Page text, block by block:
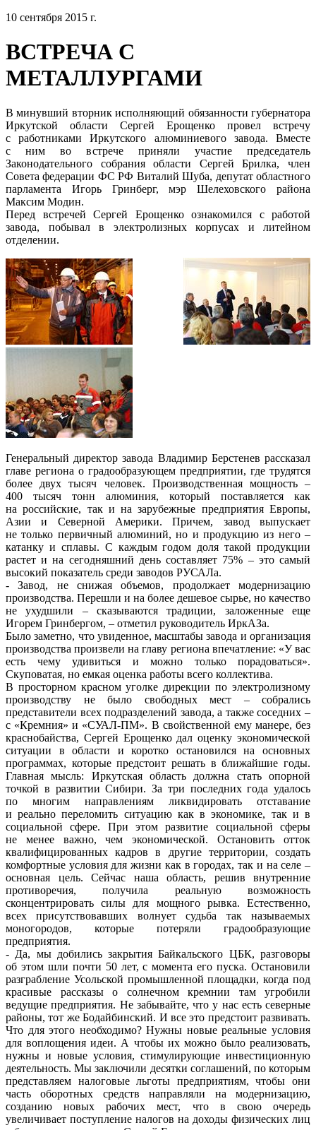
10 сентября 2015 г.
ВСТРЕЧА С
МЕТАЛЛУРГАМИ
В минувший вторник исполняющий обязанности губернатора
Иркутской области Сергей Ерощенко провел встречу
с работниками Иркутского алюминиевого завода. Вместе
с ним во встрече приняли участие председатель
Законодательного собрания области Сергей Брилка, член
Совета федерации ФС РФ Виталий Шуба, депутат областного
парламента Игорь Гринберг, мэр Шелеховского района
Максим Модин.
Перед встречей Сергей Ерощенко ознакомился с работой
завода, побывал в электролизных корпусах и литейном
отделении.
Генеральный директор завода Владимир Берстенев рассказал
главе региона о градообразующем предприятии, где трудятся
более двух тысяч человек. Производственная мощность –
400 тысяч тонн алюминия, который поставляется как
на российские, так и на зарубежные предприятия Европы,
Азии и Северной Америки. Причем, завод выпускает
не только первичный алюминий, но и продукцию из него –
катанку и сплавы. С каждым годом доля такой продукции
растет и на сегодняшний день составляет 75% – это самый
высокий показатель среди заводов РУСАЛа.
- Завод, не снижая объемов, продолжает модернизацию
производства. Перешли и на более дешевое сырье, но качество
не ухудшили – сказываются традиции, заложенные еще
Игорем Гринбергом, – отметил руководитель ИркАЗа.
Было заметно, что увиденное, масштабы завода и организация
производства произвели на главу региона впечатление: «У вас
есть чему удивиться и можно только порадоваться».
Скуповатая, но емкая оценка работы всего коллектива.
В просторном красном уголке дирекции по электролизному
производству не было свободных мест – собрались
представители всех подразделений завода, а также соседних –
с «Кремния» и «СУАЛ-ПМ». В свойственной ему манере, без
краснобайства, Сергей Ерощенко дал оценку экономической
ситуации в области и коротко остановился на основных
программах, которые предстоит решать в ближайшие годы.
Главная мысль: Иркутская область должна стать опорной
точкой в развитии Сибири. За три последних года удалось
по многим направлениям ликвидировать отставание
и реально переломить ситуацию как в экономике, так и в
социальной сфере. При этом развитие социальной сферы
не менее важно, чем экономической. Остановить отток
квалифицированных кадров в другие территории, создать
комфортные условия для жизни как в городах, так и на селе –
основная цель. Сейчас наша область, решив внутренние
противоречия, получила реальную возможность
сконцентрировать силы для мощного рывка. Естественно,
всех присутствовавших волнует судьба так называемых
моногородов, которые потеряли градообразующие
предприятия.
- Да, мы добились закрытия Байкальского ЦБК, разговоры
об этом шли почти 50 лет, с момента его пуска. Остановили
разграбление Усольской промышленной площадки, когда под
красивые рассказы о солнечном кремнии там угробили
ведущие предприятия. Не забывайте, что у нас есть северные
районы, тот же Бодайбинский. И все это предстоит развивать.
Что для этого необходимо? Нужны новые реальные условия
для воплощения идеи. А чтобы их можно было реализовать,
нужны и новые условия, стимулирующие инвестиционную
деятельность. Мы заключили десятки соглашений, по которым
представляем налоговые льготы предприятиям, чтобы они
часть оборотных средств направляли на модернизацию,
созданию новых рабочих мест, что в свою очередь
увеличивает поступление налогов на доходы физических лиц